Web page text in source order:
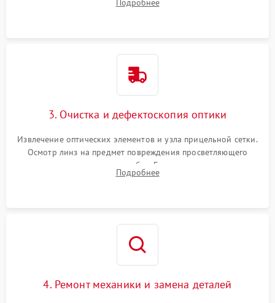
уплотнительных колец. Поиск причин люфта, смещения
Подробнее
3. Очистка и дефектоскопия оптики
Извлечение оптических элементов и узла прицельной сетки.
Осмотр линз на предмет повреждения просветляющего
покрытия или появления грибка. Бережная очистка стекол
спецрастворами. Проверка целостности гравированной
Подробнее
4. Ремонт механики и замена деталей